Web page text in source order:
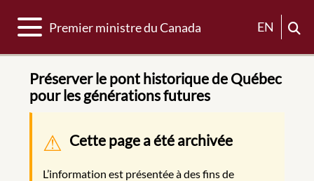
Basculer la navigation
Premier ministre du Canada EN
Préserver le pont historique de Québec
pour les générations futures
Message d'avertissement
Cette page a été archivée
L’information est présentée à des fins de